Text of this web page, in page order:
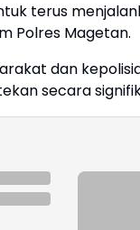
terus
Polres Magetan.
dan
secara